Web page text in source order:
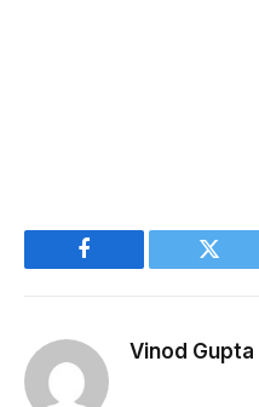
Facebook
Vinod Gupta